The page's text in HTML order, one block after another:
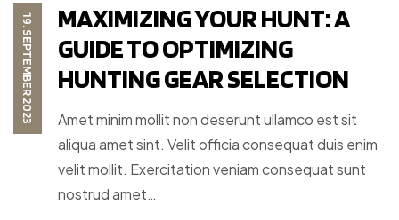
19. SEPTEMBER 2023
MAXIMIZING YOUR HUNT: A
GUIDE TO OPTIMIZING
HUNTING GEAR SELECTION
Amet minim mollit non deserunt ullamco est sit
aliqua amet sint. Velit officia consequat duis enim
velit mollit. Exercitation veniam consequat sunt
nostrud amet…